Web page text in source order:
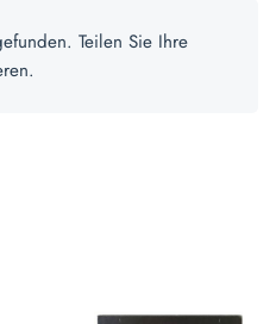
Teilen Sie Ihre